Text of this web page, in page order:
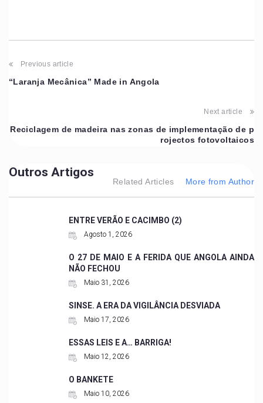
Previous article
“Laranja Mecânica” Made in Angola
Next article
Reciclagem de madeira nas zonas de implementação de p
rojectos fotovoltaicos
Outros Artigos
Related Articles More from Author
ENTRE VERÃO E CACIMBO (2)
Agosto 1, 2026
O 27 DE MAIO E A FERIDA QUE ANGOLA AINDA
NÃO FECHOU
Maio 31, 2026
SINSE. A ERA DA VIGILÂNCIA DESVIADA
Maio 17, 2026
ESSAS LEIS E A… BARRIGA!
Maio 12, 2026
O BANKETE
Maio 10, 2026